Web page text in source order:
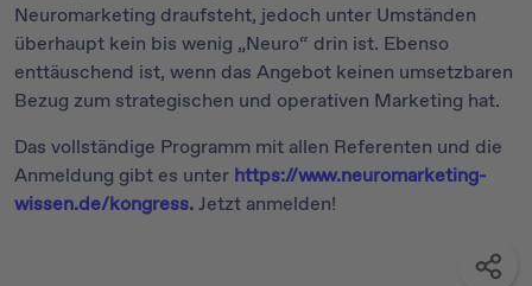
Neuromarketing draufsteht, jedoch unter Umständen
überhaupt kein bis wenig „Neuro“ drin ist. Ebenso
enttäuschend ist, wenn das Angebot keinen umsetzbaren
Bezug zum strategischen und operativen Marketing hat.
Das vollständige Programm mit allen Referenten und die
Anmeldung gibt es unter https://www.neuromarketing-
wissen.de/kongress.Jetzt anmelden!